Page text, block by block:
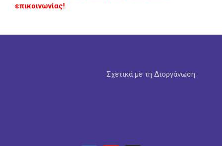
επικοινωνίας!
Σχετικά με τη Διοργάνωση